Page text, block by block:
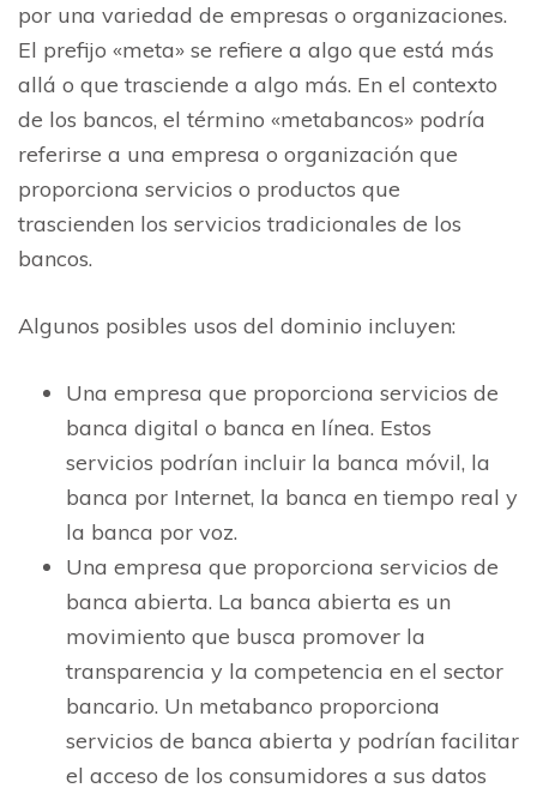
por una variedad de empresas o organizaciones.
El prefijo «meta» se refiere a algo que está más
allá o que trasciende a algo más. En el contexto
de los bancos, el término «metabancos» podría
referirse a una empresa o organización que
proporciona servicios o productos que
trascienden los servicios tradicionales de los
bancos.
Algunos posibles usos del dominio incluyen:
Una empresa que proporciona servicios de
banca digital o banca en línea. Estos
servicios podrían incluir la banca móvil, la
banca por Internet, la banca en tiempo real y
la banca por voz.
Una empresa que proporciona servicios de
banca abierta. La banca abierta es un
movimiento que busca promover la
transparencia y la competencia en el sector
bancario. Un metabanco proporciona
servicios de banca abierta y podrían facilitar
el acceso de los consumidores a sus datos